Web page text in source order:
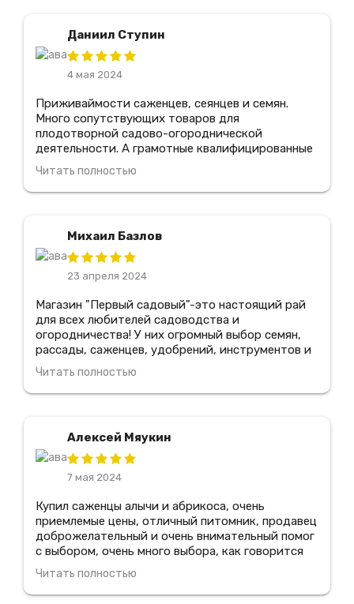
вернусь сюда снова и рекомендую его всем
любителям садоводства.
Даниил Ступин
4 мая 2024
Приживаймости саженцев, сеянцев и семян.
Много сопутствующих товаров для
плодотворной садово-огороднической
деятельности. А грамотные квалифицированные
специалисты всегда подскажут что именно
подходит для моего сада. Отдельное спасибо.
Несколько вариантов видов доставки. В
этом магазине, всем доволен.
Читать полностью
Михаил Базлов
23 апреля 2024
Магазин "Первый садовый"-это настоящий рай
для всех любителей садоводства и
огородничества! У них огромный выбор семян,
рассады, саженцев, удобрений, инструментов и
всего, что только может понадобиться для
создания и ухода за садом. Здесь работают
настоящие профессионалы, которые всегда
этот магазин всем своим знакомым
Читать полностью
Алексей Мяукин
7 мая 2024
Купил саженцы алычи и абрикоса, очень
приемлемые цены, отличный питомник, продавец
доброжелательный и очень внимательный помог
с выбором, очень много выбора, как говорится
цена-качество, все прижилось, очень
понравилось зайду еще, всем советую туда
зайди!
Читать полностью